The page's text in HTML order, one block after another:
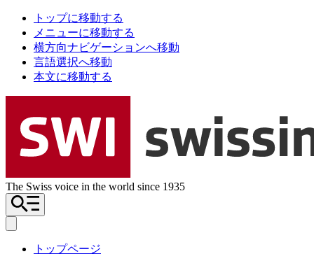
トップに移動する
メニューに移動する
横方向ナビゲーションへ移動
言語選択へ移動
本文に移動する
The Swiss voice in the world since 1935
トップページ